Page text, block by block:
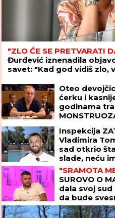
"ZLO ĆE SE PRETVARATI
Đurđević iznenadila
savet: "Kad god vidiš zlo,
Oteo
ćerku i
godinama
Inspekcija
Vladimira
sad otkrio
slade, neću
"SRAMOTA
SUROVO O
dala svoj sud
da bude